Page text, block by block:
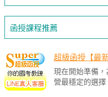
函授課程推薦
超級函授【最
現在開始準備
營最穩定的選擇